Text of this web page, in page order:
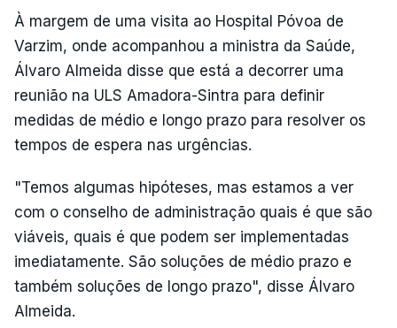
À margem de uma visita ao Hospital Póvoa de
Varzim, onde acompanhou a ministra da Saúde,
Álvaro Almeida disse que está a decorrer uma
reunião na ULS Amadora-Sintra para definir
medidas de médio e longo prazo para resolver os
tempos de espera nas urgências.
"Temos algumas hipóteses, mas estamos a ver
com o conselho de administração quais é que são
viáveis, quais é que podem ser implementadas
imediatamente. São soluções de médio prazo e
também soluções de longo prazo", disse Álvaro
Almeida.